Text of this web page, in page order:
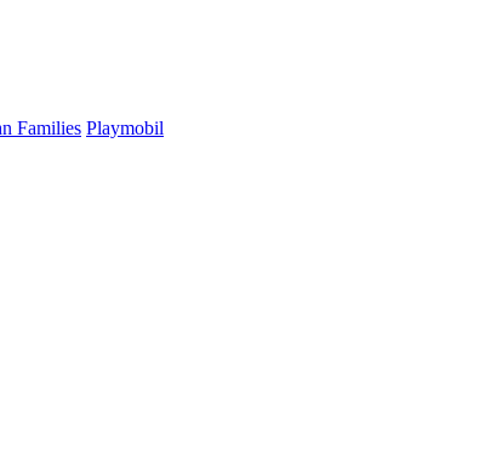
Families Playmobil